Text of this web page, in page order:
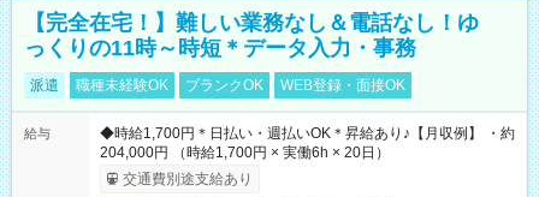
【完全在宅！】難しい業務なし＆電話なし！ゆ
っくりの11時～時短＊データ入力・事務
派遣 職種未経験OK ブランクOK WEB登録・面接OK
給与
◆時給1,700円＊日払い・週払いOK＊昇給あり♪【月収例】 ・約
204,000円 （時給1,700円 × 実働6h × 20日）
交通費別途支給あり